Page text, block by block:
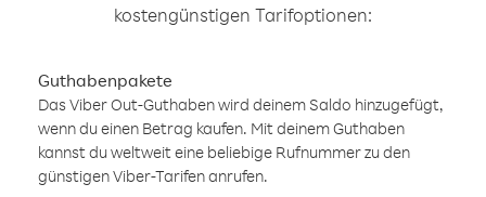
kostengünstigen Tarifoptionen:
Guthabenpakete
Das Viber Out-Guthaben wird deinem Saldo hinzugefügt,
wenn du einen Betrag kaufen. Mit deinem Guthaben
kannst du weltweit eine beliebige Rufnummer zu den
günstigen Viber-Tarifen anrufen.